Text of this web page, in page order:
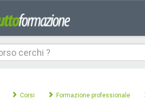
Corsi Formazione professionale